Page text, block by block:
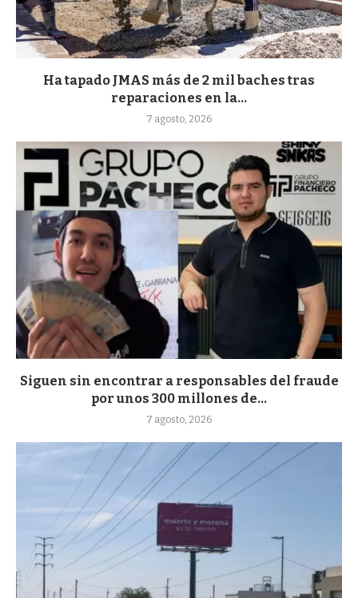
Ha tapado JMAS más de 2 mil baches tras
reparaciones en la...
7 agosto, 2026
Siguen sin encontrar a responsables del fraude
por unos 300 millones de...
7 agosto, 2026